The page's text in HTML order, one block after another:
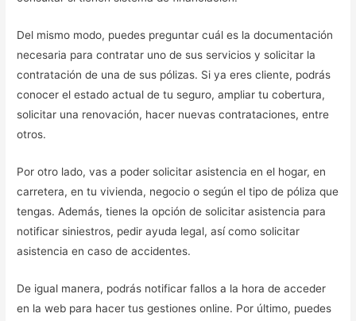
Del mismo modo, puedes preguntar cuál es la documentación
necesaria para contratar uno de sus servicios y solicitar la
contratación de una de sus pólizas. Si ya eres cliente, podrás
conocer el estado actual de tu seguro, ampliar tu cobertura,
solicitar una renovación, hacer nuevas contrataciones, entre
otros.
Por otro lado, vas a poder solicitar asistencia en el hogar, en
carretera, en tu vivienda, negocio o según el tipo de póliza que
tengas. Además, tienes la opción de solicitar asistencia para
notificar siniestros, pedir ayuda legal, así como solicitar
asistencia en caso de accidentes.
De igual manera, podrás notificar fallos a la hora de acceder
en la web para hacer tus gestiones online. Por último, puedes